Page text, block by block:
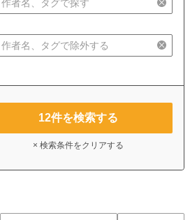
12件を検索する
× 検索条件をクリアする